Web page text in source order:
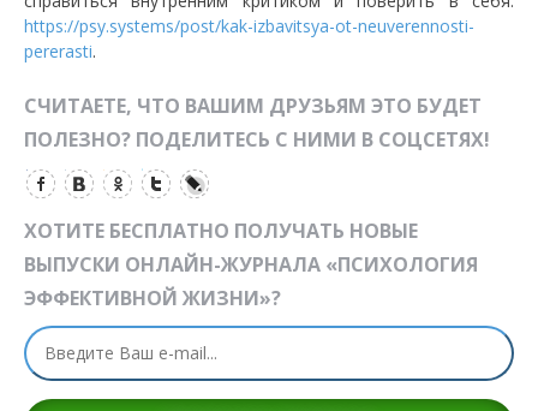
https://psy.systems/post/kak-izbavitsya-ot-neuverennosti-
pererasti.
СЧИТАЕТЕ, ЧТО ВАШИМ ДРУЗЬЯМ ЭТО БУДЕТ
ПОЛЕЗНО? ПОДЕЛИТЕСЬ С НИМИ В СОЦСЕТЯХ!
ХОТИТЕ БЕСПЛАТНО ПОЛУЧАТЬ НОВЫЕ
ВЫПУСКИ ОНЛАЙН-ЖУРНАЛА «ПСИХОЛОГИЯ
ЭФФЕКТИВНОЙ ЖИЗНИ»?